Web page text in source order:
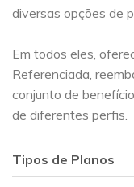
diversas opções de
Em todos eles,
Referenciada,
conjunto de
de diferentes perfis.
Tipos de Planos